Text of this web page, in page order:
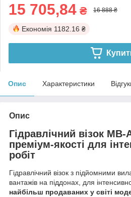
15 705,84 ₴ 16 888 ₴
Економія 1182.16 ₴
Опис Характеристики
Опис
Гідравлічний візок
преміум-якості для
робіт
Гідравлічний візок з підйомними
вантажів на піддонах, для
найбільш продаваних у світі